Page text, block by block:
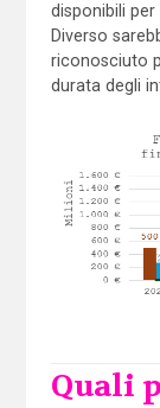
disponibili per
Diverso
riconosciuto
durata degli
Quali